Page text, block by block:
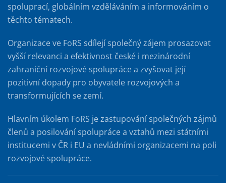
spoluprací, globálním vzděláváním a informováním o
těchto tématech.
Organizace ve FoRS sdílejí společný zájem prosazovat
vyšší relevanci a efektivnost české i mezinárodní
zahraniční rozvojové spolupráce a zvyšovat její
pozitivní dopady pro obyvatele rozvojových a
transformujících se zemí.
Hlavním úkolem FoRS je zastupování společných zájmů
členů a posilování spolupráce a vztahů mezi státními
institucemi v ČR i EU a nevládními organizacemi na poli
rozvojové spolupráce.